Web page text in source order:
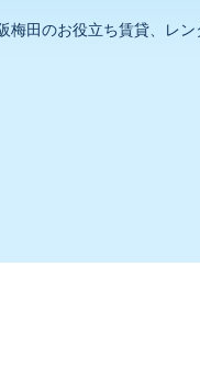
梅田のお役立ち賃貸、レ